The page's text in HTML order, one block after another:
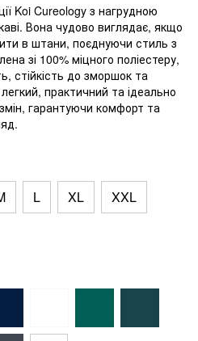
Koi Cureology з нагрудною
Вона чудово виглядає, якщо
в штани, поєднуючи стиль з
зі 100% міцного поліестеру,
стійкість до зморшок та
практичний та ідеально
гарантуючи комфорт та
L XL XXL